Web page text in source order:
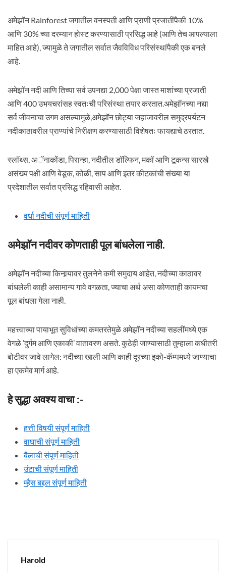
अमेझॉन Rainforest जगातील वनस्पती आणि प्राणी प्रजातींपैकी 10%
आणि 30% च्या दरम्यान होस्ट करण्यासाठी प्रसिद्ध आहे (आणि तेच आपल्याला
माहित आहे), ज्यामुळे ते जगातील सर्वात जैवविविध परिसंस्थांपैकी एक बनले
आहे.
अमेझॉन नदी आणि तिच्या सर्व उपनद्या 2,000 पेक्षा जास्त माशांच्या प्रजाती
आणि 400 उभयचरांसह स्वतःची परिसंस्था तयार करतात.अमेझॉनच्या नद्या
सर्व जीवनाचा उगम असल्यामुळे,अमेझॉन छोट्या जहाजावरील समुद्रपर्यटन
नदीकाठावरील प्राण्यांचे निरीक्षण करण्यासाठी विशेषतः फायद्याचे ठरतात.
स्लॉथ्स, अॅनाकोंडा, पिरान्हा, नदीतील डॉल्फिन, मकॉ आणि टूकन्स सारखे
असंख्य पक्षी आणि बेडूक, कोळी, साप आणि इतर कीटकांची संख्या या
प्रदेशातील सर्वात प्रसिद्ध रहिवासी आहेत.
वर्धा नदीची संपूर्ण माहिती
अमेझॉन नदीवर कोणताही पूल बांधलेला नाही.
अमेझॉन नदीच्या किनार्‍यावर तुलनेने कमी समुदाय आहेत, नदीच्या काठावर
बांधलेली काही असामान्य गावे वगळता, ज्याचा अर्थ असा कोणताही कायमचा
पूल बांधला गेला नाही.
महत्त्वाच्या पायाभूत सुविधांच्या कमतरतेमुळे अमेझॉन नदीच्या सहलींमध्ये एक
वेगळे ‘दुर्गम आणि एकाकी’ वातावरण असते. कुठेही जाण्यासाठी तुम्हाला कधीतरी
बोटीवर जावे लागेल: नदीच्या खाली आणि काही दूरच्या इको-कॅम्पमध्ये जाण्याचा
हा एकमेव मार्ग आहे.
हे सुद्धा अवश्य वाचा :-
हत्ती विषयी संपूर्ण माहिती
वाघाची संपूर्ण माहिती
बैलाची संपूर्ण माहिती
उंटाची संपूर्ण माहिती
म्हैस बद्दल संपूर्ण माहिती
Harold